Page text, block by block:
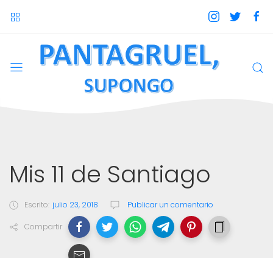
Mis 11 de Santiago
Escrito: julio 23, 2018 Publicar un comentario
Compartir